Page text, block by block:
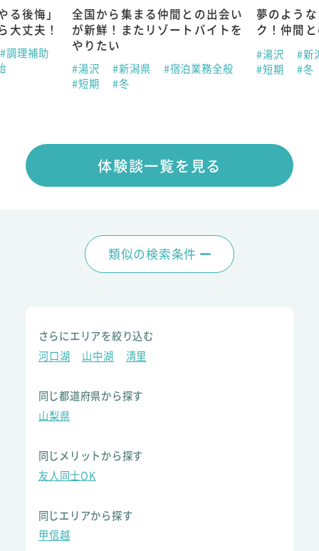
る後悔」
大丈夫！
#調理補助
全国から集まる仲間との出会い
が新鮮！またリゾートバイトを
やりたい
#湯沢 #新潟県
#宿泊業務全般
#短期
#冬
夢のよう
ク！仲間
#湯沢
#新
#短期
#冬
体験談一覧を見る
類似の検索条件
さらにエリアを絞り込む
河口湖
山中湖 清里
同じ都道府県から探す
山梨県
同じメリットから探す
友人同士OK
同じエリアから探す
甲信越